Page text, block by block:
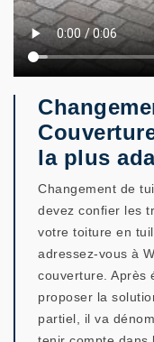
la plus
Changement de
devez confier les
votre toiture en
adressez-vous à
couverture. Après
proposer la
partiel, il va